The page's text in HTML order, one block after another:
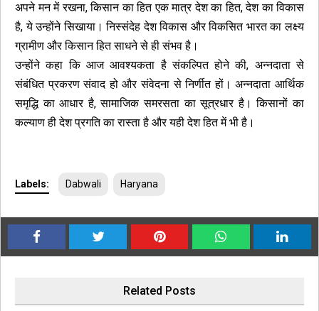
अपने मन में रखना, किसान का हित एक मात्र देश का हित, देश का विकास
है, ये उन्होंने सिखाया। निस्संदेह देश विकास और विकसित भारत का लक्ष्य
ग्रामीण और किसान हित साधने से ही संभव है।
उन्होंने कहा कि आज आवश्यकता है संकल्पित होने की, अन्नदाता से
संबंधित प्रकरण संवाद हो और संवेदना से निर्णीत हों। अन्नदाता आर्थिक
समृद्धि का आधार है, सामाजिक समरसता का सूत्रधार है। किसानों का
कल्याण ही देश प्रगति का रास्ता है और यही देश हित में भी है।
Labels: Dabwali Haryana
Related Posts